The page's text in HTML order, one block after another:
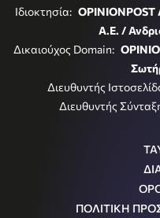
Ιδιοκτησία: OPINIONPOST
Α.Ε. /
Δικαιούχος Domain:
Διευθυντής
Διευθυντής
ΠΟΛΙΤΙΚΗ